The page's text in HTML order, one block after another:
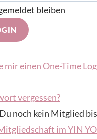
bleiben
mir einen One-Time
vergessen?
noch kein Mitglied
im YIN